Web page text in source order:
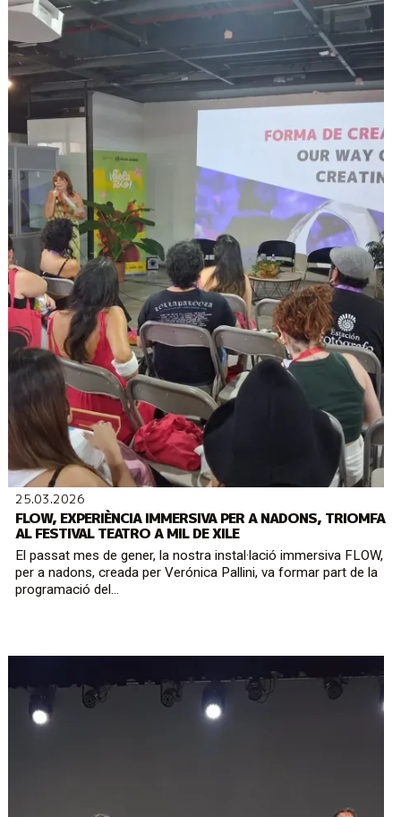
25.03.2026
FLOW, EXPERIÈNCIA IMMERSIVA PER A NADONS, TRIOMFA
AL FESTIVAL TEATRO A MIL DE XILE
El passat mes de gener, la nostra instal·lació immersiva FLOW,
per a nadons, creada per Verónica Pallini, va formar part de la
programació del...